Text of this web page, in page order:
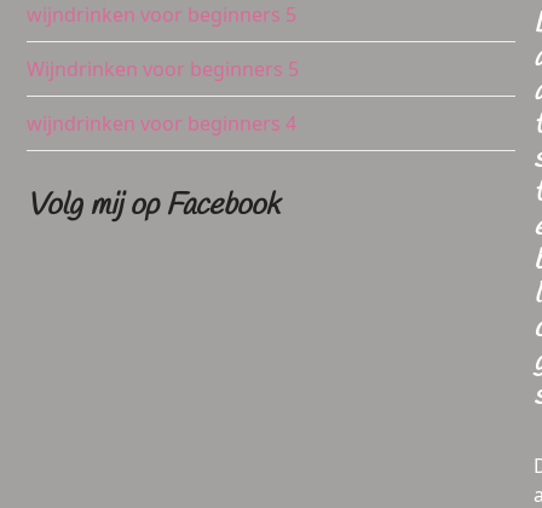
wijndrinken voor beginners 5
Wijndrinken voor beginners 5
wijndrinken voor beginners 4
Volg mij op Facebook
t
t
l